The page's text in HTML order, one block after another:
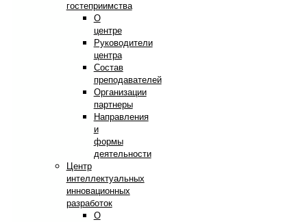
гостеприимства
О
центре
Руководители
центра
Состав
преподавателей
Организации
партнеры
Направления
и
формы
деятельности
Центр
интеллектуальных
инновационных
разработок
О